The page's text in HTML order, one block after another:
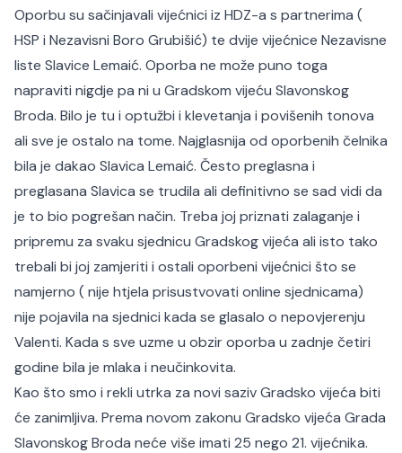
Oporbu su sačinjavali vijećnici iz HDZ-a s partnerima (
HSP i Nezavisni Boro Grubišić) te dvije vijećnice Nezavisne
liste Slavice Lemaić. Oporba ne može puno toga
napraviti nigdje pa ni u Gradskom vijeću Slavonskog
Broda. Bilo je tu i optužbi i klevetanja i povišenih tonova
ali sve je ostalo na tome. Najglasnija od oporbenih čelnika
bila je dakao Slavica Lemaić. Često preglasna i
preglasana Slavica se trudila ali definitivno se sad vidi da
je to bio pogrešan način. Treba joj priznati zalaganje i
pripremu za svaku sjednicu Gradskog vijeća ali isto tako
trebali bi joj zamjeriti i ostali oporbeni vijećnici što se
namjerno ( nije htjela prisustvovati online sjednicama)
nije pojavila na sjednici kada se glasalo o nepovjerenju
Valenti. Kada s sve uzme u obzir oporba u zadnje četiri
godine bila je mlaka i neučinkovita.
Kao što smo i rekli utrka za novi saziv Gradsko vijeća biti
će zanimljiva. Prema novom zakonu Gradsko vijeća Grada
Slavonskog Broda neće više imati 25 nego 21. vijećnika.